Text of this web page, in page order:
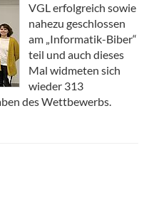
VGL erfolgreich sowie
nahezu geschlossen
am „Informatik-Biber“
teil und auch dieses
Mal widmeten sich
wieder 313
des Wettbewerbs.